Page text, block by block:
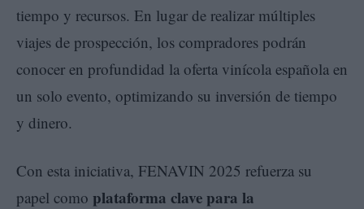
tiempo y recursos. En lugar de realizar múltiples
viajes de prospección, los compradores podrán
conocer en profundidad la oferta vinícola española en
un solo evento, optimizando su inversión de tiempo
y dinero.
Con esta iniciativa, FENAVIN 2025 refuerza su
papel como plataforma clave para la